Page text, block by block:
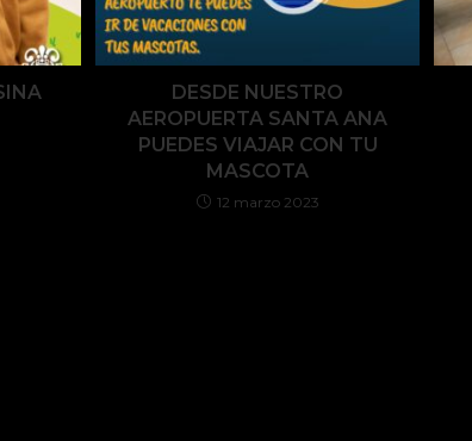
DESDE NUESTRO
AEROPUERTA SANTA ANA
PUEDES VIAJAR CON TU
MASCOTA
12 marzo 2023